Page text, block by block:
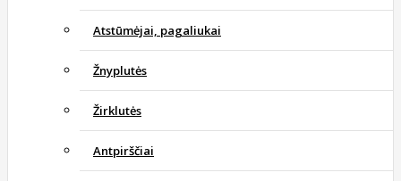
Atstūmėjai, pagaliukai
Žnyplutės
Žirklutės
Antpirščiai